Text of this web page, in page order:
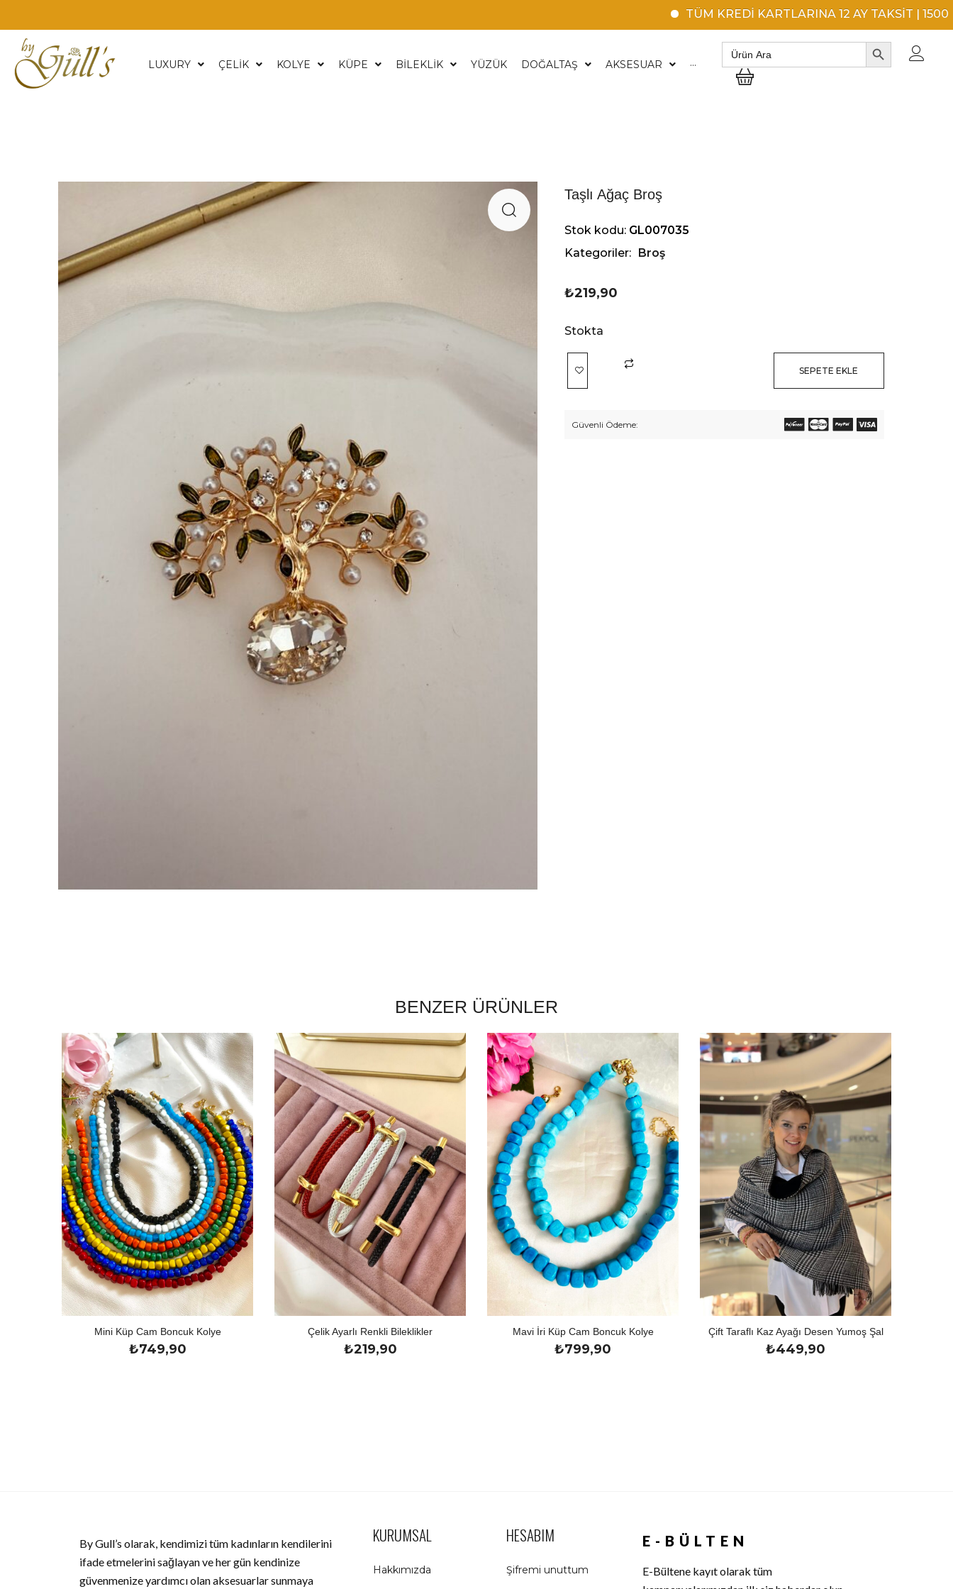
TÜM KREDİ KARTLARINA 12 AY TAKSİT | 1500 TL
LUXURY ÇELİK KOLYE KÜPE BİLEKLİK YÜZÜK DOĞALTAŞ AKSESUAR ···
Search
for:
SEARCH BUTTON
Taşlı Ağaç Broş
Stok kodu: GL007035
Kategoriler:
Broş
₺219,90
Stokta
SEPETE EKLE
Güvenli Ödeme:
BENZER ÜRÜNLER
Mini Küp Cam Boncuk Kolye
₺749,90
Çelik Ayarlı Renkli Bileklikler
₺219,90
Mavi İri Küp Cam Boncuk Kolye
₺799,90
Çift Taraflı Kaz Ayağı Desen Yumoş Şal
₺449,90
By Gull’s olarak, kendimizi tüm kadınların kendilerini
ifade etmelerini sağlayan ve her gün kendinize
güvenmenize yardımcı olan aksesuarlar sunmaya
KURUMSAL
Hakkımızda
HESABIM
Şifremi unuttum
E-BÜLTEN
E-Bültene kayıt olarak tüm